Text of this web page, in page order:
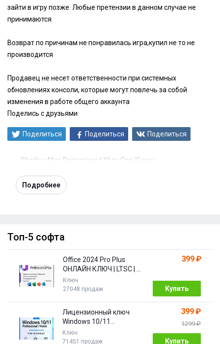
зайти в игру позже. Любые претензии в данном случае не
принимаются
Возврат по причинам не понравилась игра,купил не то не
производится
Продавец не несет ответственности при системных
обновлениях консоли, которые могут повлечь за собой
изменения в работе общего аккаунта
Поделись с друзьями
Поделиться Поделиться Поделиться
Shadow Man Remastered Xbox One/Series
Подробнее
Топ-5 софта
Office 2024 Pro Plus
ОНЛАЙН КЛЮЧ | LTSC | +
ПОДАРОК
Ключ
27048 продаж
399 ₽
Купить
Лицензионный ключ
Windows 10/11
Pro/Home 32/64 bit
Ключ
71451 продаж
399 ₽
1299 ₽
Купить